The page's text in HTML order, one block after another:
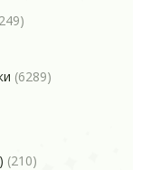
(6289)
(210)